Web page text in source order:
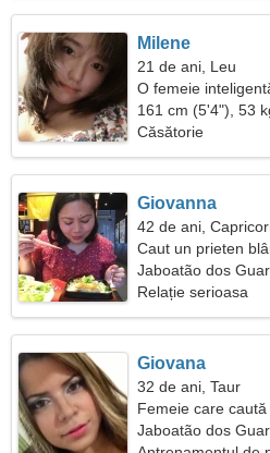
Milene
21 de ani, Leu
O femeie
161 cm (5'4"), 53
Căsătorie
Giovanna
42 de ani,
Caut un prieten
Jaboatão dos
Relație serioasa
Giovana
32 de ani, Taur
Femeie care
Jaboatão dos